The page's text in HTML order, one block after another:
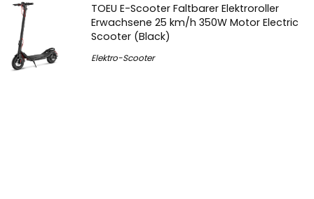
TOEU E-Scooter Faltbarer Elektroroller
Erwachsene 25 km/h 350W Motor Electric
Scooter (Black)
Elektro-Scooter